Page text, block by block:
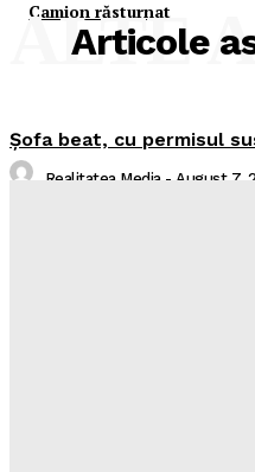
Camion răsturnat
Articole
ALTE
Şofa beat, cu permisul
Realitatea Media - August 7,